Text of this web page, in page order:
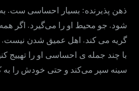
ذهن پذیرنده: بسیار احساسی ست.
شود. جو محیط او را می‌گیرد. اگر
گریه می کند. اهل عمیق شدن نیست.
با چند جمله ی احساسی او را تهییج
سینه سپر می‌کند و حتی خودش را